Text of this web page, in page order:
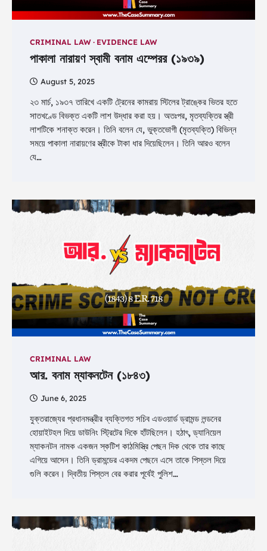
CRIMINAL LAW EVIDENCE LAW
পাকালা নারায়ণ স্বামী বনাম এম্পেরর (১৯৩৯)
August 5, 2025
২৩ মার্চ, ১৯৩৭ তারিখে একটি ট্রেনের কামরায় স্টিলের ট্রাঙ্কের ভিতর হতে
সাতখণ্ডে বিভক্ত একটি লাশ উদ্ধার করা হয়। অতঃপর, মৃতব্যক্তির স্ত্রী
লাশটিকে শনাক্ত করেন। তিনি বলেন যে, ভুক্তভোগী (মৃতব্যক্তি) বিভিন্ন
সময়ে পাকালা নারায়ণের স্ত্রীকে টাকা ধার দিয়েছিলেন। তিনি আরও বলেন
যে…
CRIMINAL LAW
আর. বনাম ম্যাকনটেন (১৮৪৩)
June 6, 2025
যুক্তরাজ্যের প্রধানমন্ত্রীর ব্যক্তিগত সচিব এডওয়ার্ড ড্রামন্ড লন্ডনের
হোয়াইটহল দিয়ে ডাউনিং স্ট্রিটের দিকে হাঁটছিলেন। হঠাৎ, ড্যানিয়েল
ম্যাকনটন নামক একজন স্কটিশ কাঠমিস্ত্রি পেছন দিক থেকে তার কাছে
এগিয়ে আসেন। তিনি ড্রামন্ডের একদম পেছনে এসে তাকে পিস্তল দিয়ে
গুলি করেন। দ্বিতীয় পিস্তল বের করার পূর্বেই পুলিশ…